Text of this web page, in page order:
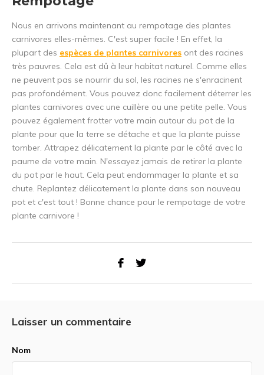
Nous en arrivons maintenant au rempotage des plantes
carnivores elles-mêmes. C'est super facile ! En effet, la
plupart des espèces de plantes carnivores ont des racines
très pauvres. Cela est dû à leur habitat naturel. Comme elles
ne peuvent pas se nourrir du sol, les racines ne s'enracinent
pas profondément. Vous pouvez donc facilement déterrer les
plantes carnivores avec une cuillère ou une petite pelle. Vous
pouvez également frotter votre main autour du pot de la
plante pour que la terre se détache et que la plante puisse
tomber. Attrapez délicatement la plante par le côté avec la
paume de votre main. N'essayez jamais de retirer la plante
du pot par le haut. Cela peut endommager la plante et sa
chute. Replantez délicatement la plante dans son nouveau
pot et c'est tout ! Bonne chance pour le rempotage de votre
plante carnivore !
Laisser un commentaire
Nom